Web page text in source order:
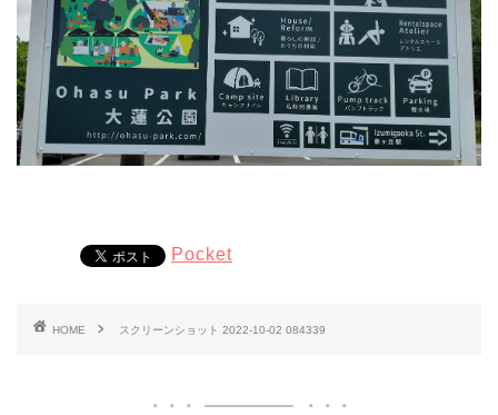
Pocket
HOME スクリーンショット 2022-10-02 084339